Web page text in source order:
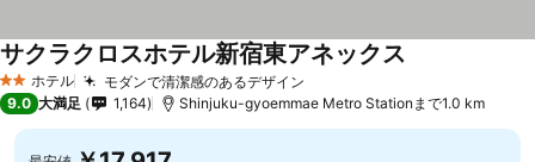
2 ホテルのランク
ホテル モダンで清潔感のあるデザイン
サクラクロスホテル新宿東アネックス
9.0 大満足 1,164 Shinjuku-gyoemmae Metro Stationまで1.0 km